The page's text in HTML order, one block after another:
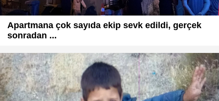
Apartmana çok sayıda ekip sevk edildi, gerçek
sonradan ...